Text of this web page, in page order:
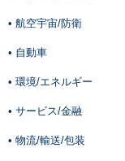
• 航空宇宙/防衛
• 自動車
• 環境/エネルギー
• サービス/金融
• 物流/輸送/包装